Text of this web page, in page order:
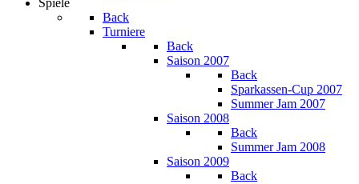
Spiele
Back
Turniere
Back
Saison 2007
Back
Sparkassen-Cup 2007
Summer Jam 2007
Saison 2008
Back
Summer Jam 2008
Saison 2009
Back